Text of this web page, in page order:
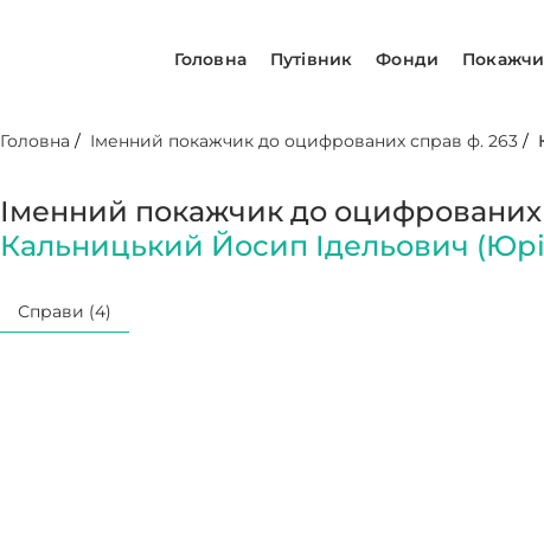
Головна Путівник Фонди
Головна / Іменний покажчик до оцифрованих справ ф. 263 /
Іменний покажчик до оцифрованих
Кальницький Йосип Ідельович
Справи (4)